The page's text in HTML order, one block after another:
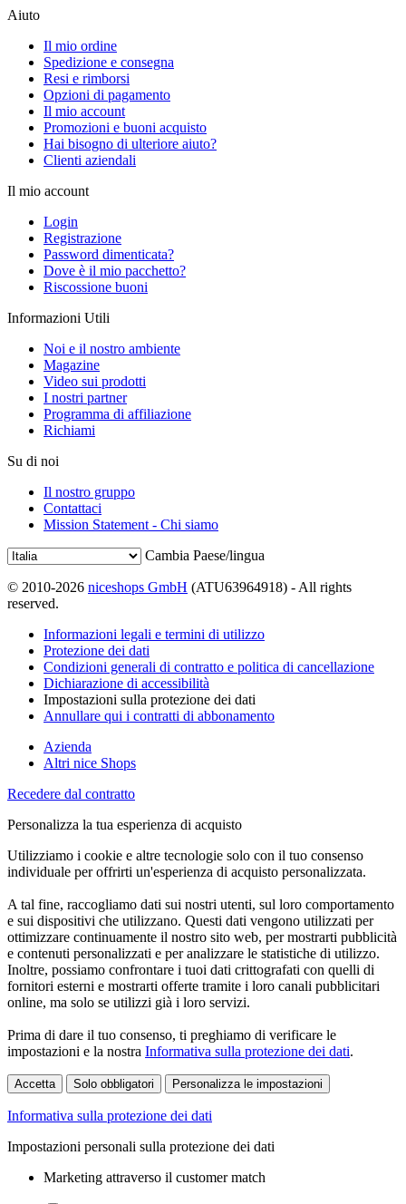
Aiuto
Il mio ordine
Spedizione e consegna
Resi e rimborsi
Opzioni di pagamento
Il mio account
Promozioni e buoni acquisto
Hai bisogno di ulteriore aiuto?
Clienti aziendali
Il mio account
Login
Registrazione
Password dimenticata?
Dove è il mio pacchetto?
Riscossione buoni
Informazioni Utili
Noi e il nostro ambiente
Magazine
Video sui prodotti
I nostri partner
Programma di affiliazione
Richiami
Su di noi
Il nostro gruppo
Contattaci
Mission Statement - Chi siamo
Cambia Paese/lingua
© 2010-2026 niceshops GmbH (ATU63964918) - All rights
reserved.
Informazioni legali e termini di utilizzo
Protezione dei dati
Condizioni generali di contratto e politica di cancellazione
Dichiarazione di accessibilità
Impostazioni sulla protezione dei dati
Annullare qui i contratti di abbonamento
Azienda
Altri nice Shops
Recedere dal contratto
Personalizza la tua esperienza di acquisto
Utilizziamo i cookie e altre tecnologie solo con il tuo consenso
individuale per offrirti un'esperienza di acquisto personalizzata.
A tal fine, raccogliamo dati sui nostri utenti, sul loro comportamento
e sui dispositivi che utilizzano. Questi dati vengono utilizzati per
ottimizzare continuamente il nostro sito web, per mostrarti pubblicità
e contenuti personalizzati e per analizzare le statistiche di utilizzo.
Inoltre, possiamo confrontare i tuoi dati crittografati con quelli di
fornitori esterni e mostrarti offerte tramite i loro canali pubblicitari
online, ma solo se utilizzi già i loro servizi.
Prima di dare il tuo consenso, ti preghiamo di verificare le
impostazioni e la nostra Informativa sulla protezione dei dati.
Accetta Solo obbligatori Personalizza le impostazioni
Informativa sulla protezione dei dati
Impostazioni personali sulla protezione dei dati
Marketing attraverso il customer match